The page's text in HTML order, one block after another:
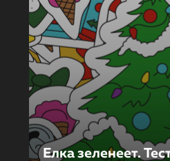
Елка зеленеет.